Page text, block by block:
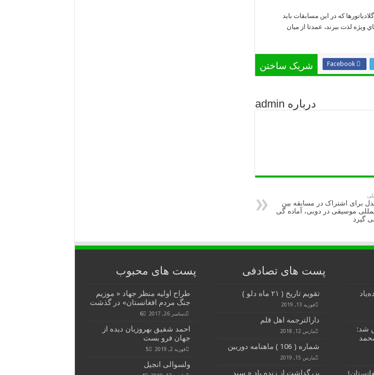
كه در اين مسابقات بايد
ويژه لذت ببرند، عمدتا از ميان
شریک ساختن Facebook
درباره admin
برای اشتراک در مسابقه بین
موسیقی در دوبی، آماده گی
گیرد
پست های محبوب
طراح اولیه منظر جهاد « موزیم
جنگ مردم افغانستان» در گذشت
دسامبر 26, 2017 6
احمد شفیق بهروزیان دیده از
جهان فرو بست
فوریه 2, 2019 5
ولسوالی انجیل
پست های تصادفی
تقویم تاریخ ( ۲۱ ماه دلو )
فوریه 13, 2019
دارالترجمه اهل قلم
مارس 12, 2018
شماره ( 106 ) ماهنامه دوربین
مارس 15, 2019
بزرگداشت از زنده یاد « سید
شد: